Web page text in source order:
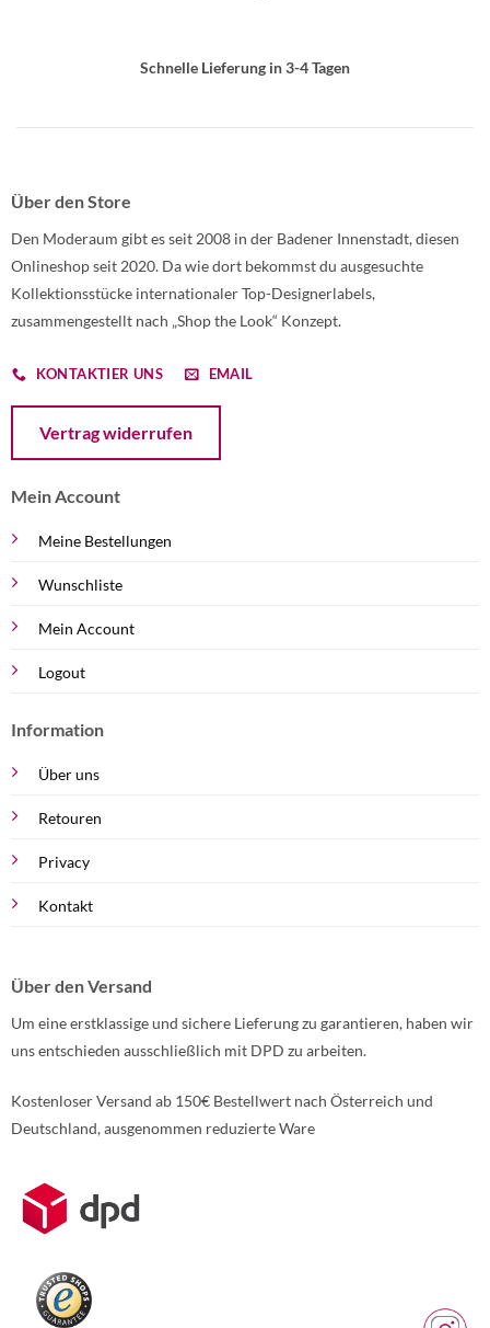
Schnelle Lieferung in 3-4 Tagen
Über den Store
Den Moderaum gibt es seit 2008 in der Badener Innenstadt, diesen
Onlineshop seit 2020. Da wie dort bekommst du ausgesuchte
Kollektionsstücke internationaler Top-Designerlabels,
zusammengestellt nach „Shop the Look“ Konzept.
KONTAKTIER UNS EMAIL
Vertrag widerrufen
Mein Account
Meine Bestellungen
Wunschliste
Mein Account
Logout
Information
Über uns
Retouren
Privacy
Kontakt
Über den Versand
Um eine erstklassige und sichere Lieferung zu garantieren, haben wir
uns entschieden ausschließlich mit DPD zu arbeiten.
Kostenloser Versand ab 150€ Bestellwert nach Österreich und
Deutschland, ausgenommen reduzierte Ware
Weitere Informationen über den gesperrten Inhalt.